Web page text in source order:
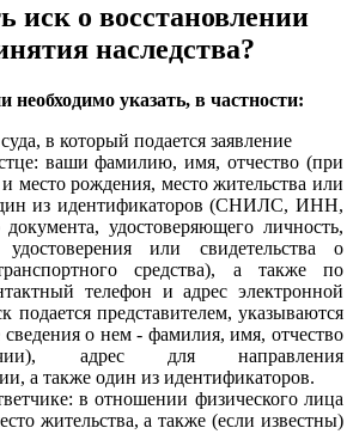
иск о восстановлении
наследства?
необходимо указать, в частности:
в который подается заявление
ваши фамилию, имя, отчество (при
место рождения, место жительства или
из идентификаторов (СНИЛС, ИНН,
удостоверяющего личность,
удостоверения или свидетельства о
средства), а также по
телефон и адрес электронной
подается представителем, указываются
о нем - фамилия, имя, отчество
адрес для направления
а также один из идентификаторов.
в отношении физического лица
жительства, а также (если известны)